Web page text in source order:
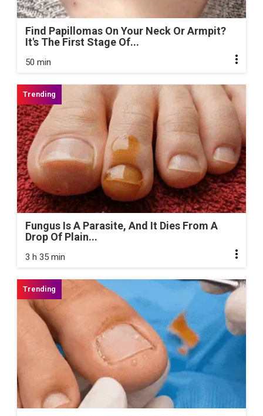
Find Papillomas On Your Neck Or Armpit?
It's The First Stage Of...
50 min
Fungus Is A Parasite, And It Dies From A
Drop Of Plain...
3 h 35 min